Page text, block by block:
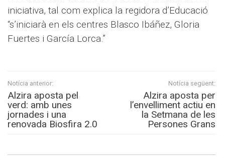
iniciativa, tal com explica la regidora d’Educació
“s’iniciarà en els centres Blasco Ibáñez, Gloria
Fuertes i García Lorca.”
Notícia anterior:
Alzira aposta pel
verd: amb unes
jornades i una
renovada Biosfira 2.0
Notícia següent:
Alzira aposta per
l’envelliment actiu en
la Setmana de les
Persones Grans